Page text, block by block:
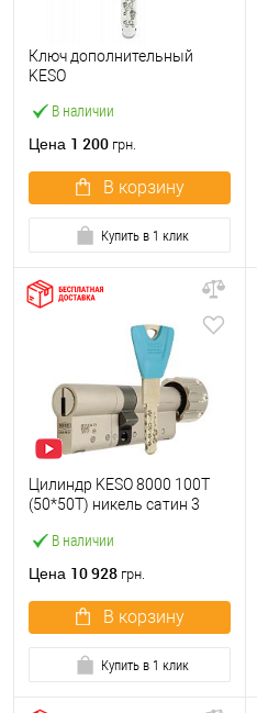
В наличии
Ключ дополнительный
KESO
Цена 1 200 грн.
В корзину
Купить в 1 клик
В наличии
Цилиндр KESO 8000 100T
(50*50T) никель сатин 3
Цена 10 928 грн.
В корзину
Купить в 1 клик